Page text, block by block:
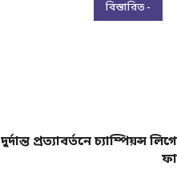
বিস্তারিত -
দুর্দান্ত প্রত্যাবর্তনে চ্যাম্পিয়ন্স